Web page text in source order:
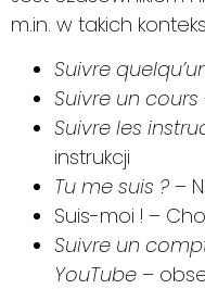
m.in. w takich
Suivre
Suivre un cours
Suivre les
instrukcji
Tu me suis ? –
Suis-moi ! –
Suivre un
YouTube –